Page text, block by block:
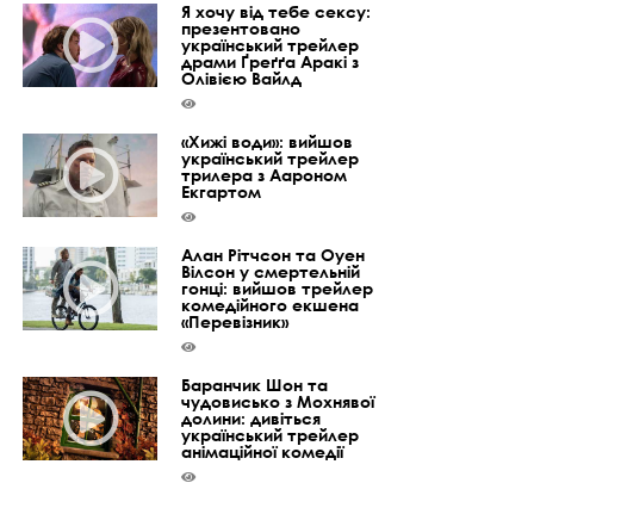
Я хочу від тебе сексу:
презентовано
український трейлер
драми Ґреґґа Аракі з
Олівією Вайлд
«Хижі води»: вийшов
український трейлер
трилера з Аароном
Екгартом
Алан Рітчсон та Оуен
Вілсон у смертельній
гонці: вийшов трейлер
комедійного екшена
«Перевізник»
Баранчик Шон та
чудовисько з Мохнявої
долини: дивіться
український трейлер
анімаційної комедії